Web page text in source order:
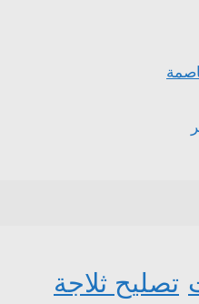
تصليح ثلاجة